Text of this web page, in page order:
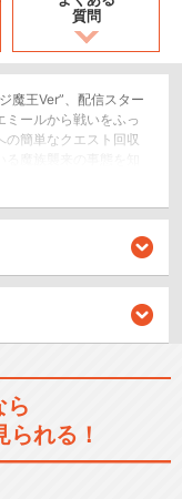
質問
魔王Ver”、配信スター
ミールから戦いをふっ
簡単なクエスト回収
魔族襲来の事態を知
ーヌとの話の途中
と召喚少女の奴隷
ら
れる！